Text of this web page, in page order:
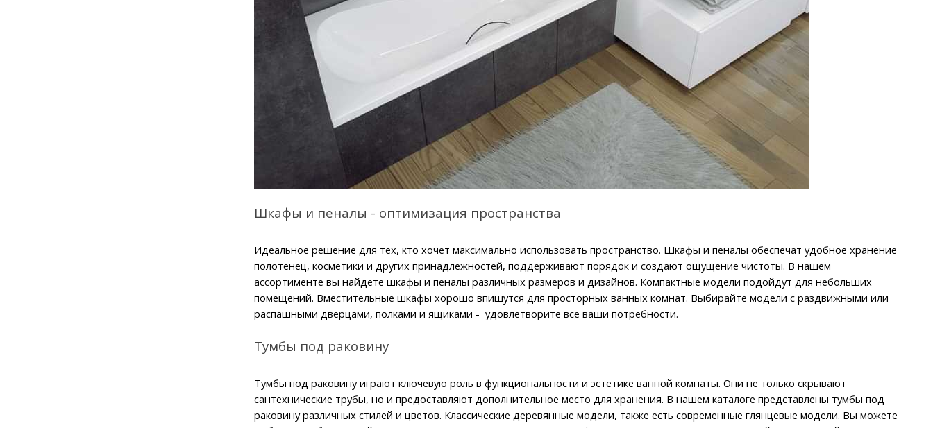
Шкафы и пеналы - оптимизация пространства
Идеальное решение для тех, кто хочет максимально использовать пространство. Шкафы и пеналы обеспечат удобное хранение
полотенец, косметики и других принадлежностей, поддерживают порядок и создают ощущение чистоты. В нашем
ассортименте вы найдете шкафы и пеналы различных размеров и дизайнов. Компактные модели подойдут для небольших
помещений. Вместительные шкафы хорошо впишутся для просторных ванных комнат. Выбирайте модели с раздвижными или
распашными дверцами, полками и ящиками -  удовлетворите все ваши потребности.
Тумбы под раковину
Тумбы под раковину играют ключевую роль в функциональности и эстетике ванной комнаты. Они не только скрывают
сантехнические трубы, но и предоставляют дополнительное место для хранения. В нашем каталоге представлены тумбы под
раковину различных стилей и цветов. Классические деревянные модели, также есть современные глянцевые модели. Вы можете